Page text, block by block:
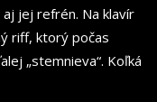
jej refrén. Na klavír
riff, ktorý počas
„stemnieva“. Koľká